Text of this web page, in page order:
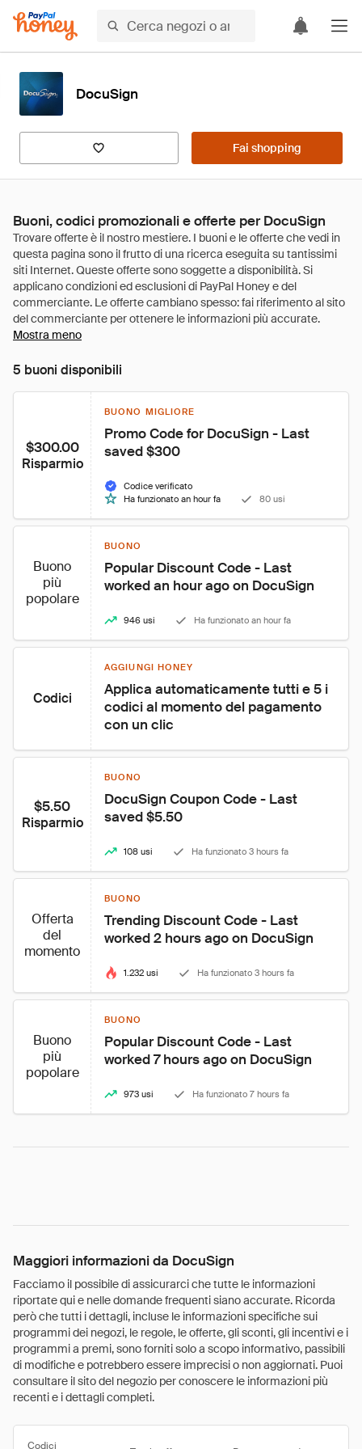
DocuSign
Fai shopping
Buoni, codici promozionali e offerte per DocuSign
Mostra meno
5 buoni disponibili
$300.00
Risparmio
BUONO MIGLIORE
Promo Code for DocuSign - Last
saved $300
Codice verificato
Ha funzionato an hour fa
80 usi
Buono
più
popolare
BUONO
Popular Discount Code - Last
worked an hour ago on DocuSign
946 usi Ha funzionato an hour fa
Codici
AGGIUNGI HONEY
Applica automaticamente tutti e 5 i
codici al momento del pagamento
con un clic
$5.50
Risparmio
BUONO
DocuSign Coupon Code - Last
saved $5.50
108 usi Ha funzionato 3 hours fa
Offerta
del
momento
BUONO
Trending Discount Code - Last
worked 2 hours ago on DocuSign
1.232 usi Ha funzionato 3 hours fa
Buono
più
popolare
BUONO
Popular Discount Code - Last
worked 7 hours ago on DocuSign
973 usi Ha funzionato 7 hours fa
Maggiori informazioni da DocuSign
Facciamo il possibile di assicurarci che tutte le informazioni
riportate qui e nelle domande frequenti siano accurate. Ricorda
però che tutti i dettagli, incluse le informazioni specifiche sui
programmi dei negozi, le regole, le offerte, gli sconti, gli incentivi e i
programmi a premi, sono forniti solo a scopo informativo, passibili
di modifiche e potrebbero essere imprecisi o non aggiornati. Puoi
consultare il sito del negozio per conoscere le informazioni più
recenti e i dettagli completi.
Codici